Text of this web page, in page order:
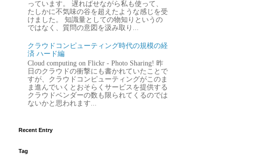
っています。 遅ればせながら私も使って、
たしかに不気味の谷を超えたような感じを受
けました。 知識量としての物知りというの
ではなく、質問の意図を汲み取り...
クラウドコンピューティング時代の規模の経
済 ハード編
Cloud computing on Flickr - Photo Sharing! 昨
日のクラウドの衝撃にも書かれていたことで
すが、クラウドコンピューティングがこのま
ま進んでいくとおそらくサービスを提供する
クラウドベンダーの数も限られてくるのでは
ないかと思われます...
Recent Entry
Tag